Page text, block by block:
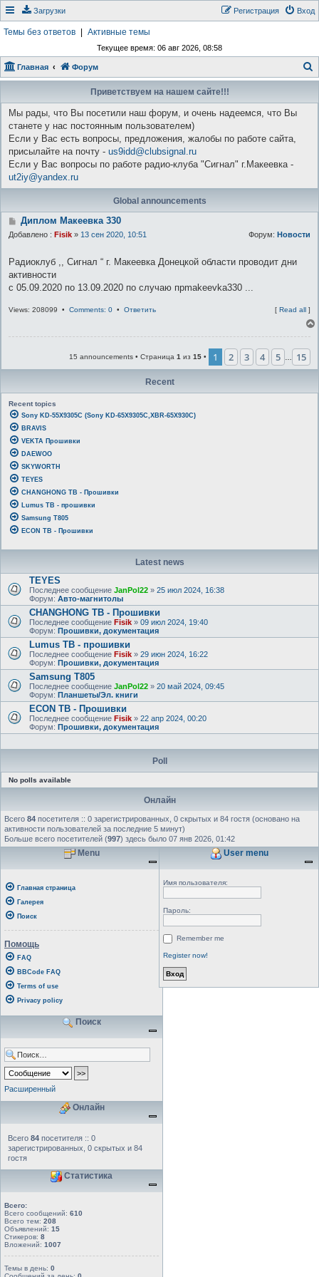
Загрузки Вход
Регистрация
Темы без ответов Активные темы
Текущее время: 06 авг 2026, 08:58
Главная Форум
о
Приветствуем на нашем сайте!!!
Мы рады, что Вы посетили наш форум, и очень надеемся, что Вы
станете у нас постоянным пользователем)
Если у Вас есть вопросы, предложения, жалобы по работе сайта,
присылайте на почту - us9idd@clubsignal.ru
Если у Вас вопросы по работе радио-клуба "Сигнал" г.Макеевка -
ut2iy@yandex.ru
Global announcements
Диплом Макеевка 330
Добавлено : Fisik » 13 сен 2020, 10:51 Форум: Новости
Радиоклуб ,, Сигнал “ г. Макеевка Донецкой области проводит дни
активности
с 05.09.2020 по 13.09.2020 по случаю прmakeevka330 ...
Views: 208099 • Comments: 0 • Ответить [ Read all ]
15 announcements • Страница 1 из 15 • 1 2 3 4 5 15
Recent
Recent topics
Sony KD-55X9305C (Sony KD-65X9305C,XBR-65X930C)
BRAVIS
VEKTA Прошивки
DAEWOO
SKYWORTH
TEYES
CHANGHONG ТВ - Прошивки
Lumus ТВ - прошивки
Samsung T805
ECON ТВ - Прошивки
Latest news
TEYES
Последнее сообщение JanPol22 » 25 июл 2024, 16:38
Форум: Авто-магнитолы
CHANGHONG ТВ - Прошивки
Последнее сообщение Fisik » 09 июл 2024, 19:40
Форум: Прошивки, документация
Lumus ТВ - прошивки
Последнее сообщение Fisik » 29 июн 2024, 16:22
Форум: Прошивки, документация
Samsung T805
Последнее сообщение JanPol22 » 20 май 2024, 09:45
Форум: Планшеты/Эл. книги
ECON ТВ - Прошивки
Последнее сообщение Fisik » 22 апр 2024, 00:20
Форум: Прошивки, документация
Poll
No polls available
Онлайн
Всего 84 посетителя :: 0 зарегистрированных, 0 скрытых и 84 гостя (основано на
активности пользователей за последние 5 минут)
Больше всего посетителей (997) здесь было 07 янв 2026, 01:42
Menu
Главная страница
Галерея
Поиск
Помощь
FAQ
BBCode FAQ
Terms of use
Privacy policy
Поиск
Расширенный
Онлайн
Всего 84 посетителя :: 0
зарегистрированных, 0 скрытых и 84
гостя
Статистика
Всего:
Всего сообщений: 610
Всего тем: 208
Объявлений: 15
Стикеров: 8
Вложений: 1007
Темы в день: 0
User menu
Имя пользователя:
Пароль:
Remember me
Register now!